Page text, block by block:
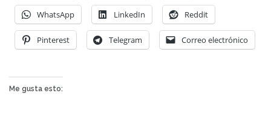
WhatsApp LinkedIn Reddit
Pinterest Telegram Correo electrónico
Me gusta esto: